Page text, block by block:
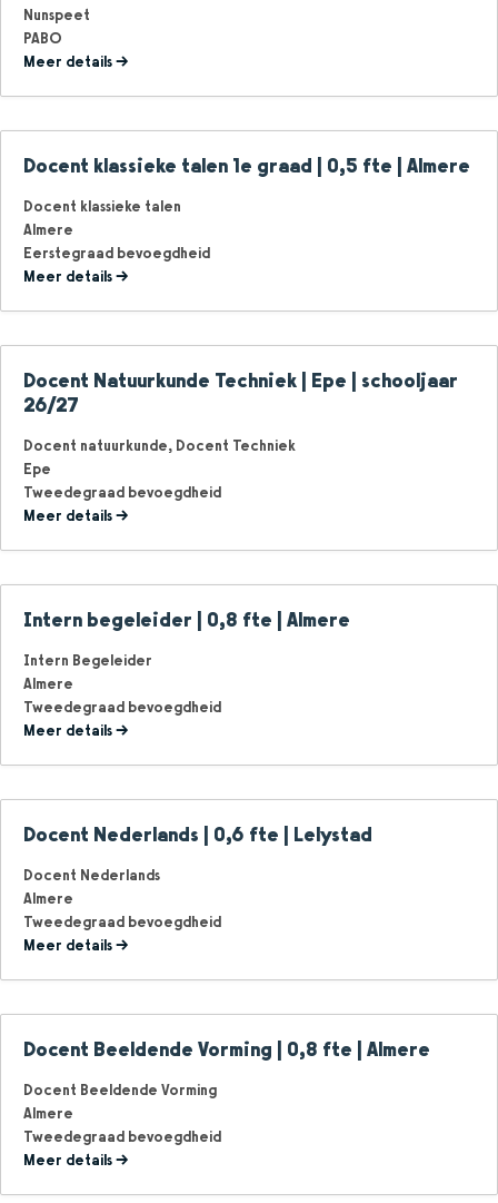
Nunspeet
PABO
Meer details
Docent klassieke talen 1e graad | 0,5 fte | Almere
Docent klassieke talen
Almere
Eerstegraad bevoegdheid
Meer details
Docent Natuurkunde Techniek | Epe | schooljaar
26/27
Docent natuurkunde Docent Techniek
Epe
Tweedegraad bevoegdheid
Meer details
Intern begeleider | 0,8 fte | Almere
Intern Begeleider
Almere
Tweedegraad bevoegdheid
Meer details
Docent Nederlands | 0,6 fte | Lelystad
Docent Nederlands
Almere
Tweedegraad bevoegdheid
Meer details
Docent Beeldende Vorming | 0,8 fte | Almere
Docent Beeldende Vorming
Almere
Tweedegraad bevoegdheid
Meer details